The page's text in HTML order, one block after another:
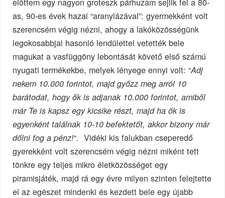
as, 90-es évek hazai “aranylázával”: gyermekként volt
szerencsém végig nézni, ahogy a lakóközösségünk
legokosabbjai hasonló lendülettel vetették bele
magukat a vasfüggöny lebontását követő első számú
nyugati termékekbe, melyek lényege ennyi volt: “Adj
nekem 10.000 forintot, majd győzz meg arról 10
barátodat, hogy ők is adjanak 10.000 forintot, amiből
már Te is kapsz egy kicsike részt, majd ha ők is
egyenként találnak 10-10 befektetőt, akkor bizony már
dőlni fog a pénz!“. Vidéki kis falukban cseperedő
gyerekként volt szerencsém végig nézni miként tett
tönkre egy teljes mikro életközösséget egy
piramisjáték, majd rá egy évre milyen szinten felejtette
el az egészet mindenki és kezdett bele egy újabb